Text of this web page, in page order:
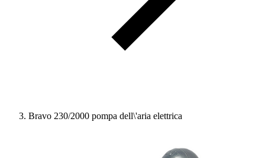
Bravo 230/2000 pompa dell\'aria elettrica